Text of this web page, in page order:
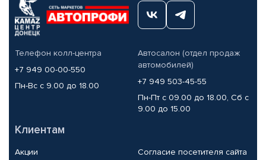
Телефон колл-центра
+7 949 00-00-550
Пн-Вс с 9.00 до 18.00
Автосалон (отдел продаж
автомобилей)
+7 949 503-45-55
Пн-Пт с 09.00 до 18.00, Сб с
9.00 до 15.00
Клиентам
Акции
Согласие посетителя сайта